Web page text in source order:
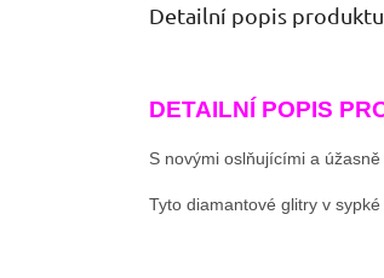
Detailní popis produktu
DETAILNÍ POPIS
S novými oslňujícími a
Tyto diamantové glitry v